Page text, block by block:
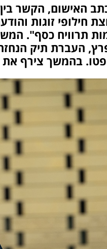
האישום, הקשר
חילופי זוגות
תרוויח כסף".
העברת תיק
בהמשך צירף את